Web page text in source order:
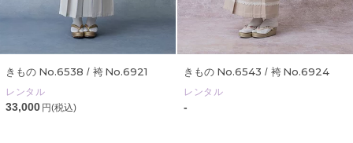
きもの No.6538 / 袴 No.6921
レンタル
33,000 円(税込)
きもの No.6543 / 袴 No.6924
レンタル
-